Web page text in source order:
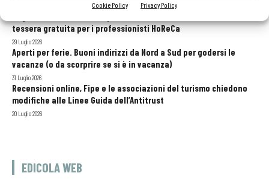
Cookie Policy Privacy Policy
tessera gratuita per i professionisti HoReCa
29 Luglio 2026
Aperti per ferie. Buoni indirizzi da Nord a Sud per godersi le
vacanze (o da scorprire se si è in vacanza)
31 Luglio 2026
Recensioni online, Fipe e le associazioni del turismo chiedono
modifiche alle Linee Guida dell’Antitrust
20 Luglio 2026
EDICOLA WEB